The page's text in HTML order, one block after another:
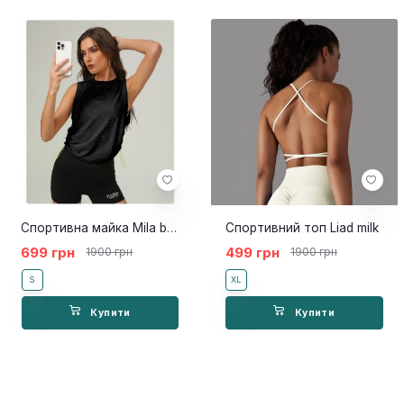
Спортивна майка Mila black
699 грн 1900 грн
S
Купити
Спортивний топ Liad milk
499 грн 1900 грн
XL
Купити